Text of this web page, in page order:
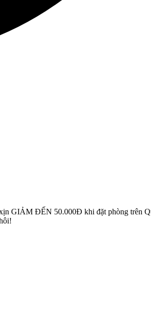
GIẢM ĐẾN 50.000Đ khi đặt phòng trên